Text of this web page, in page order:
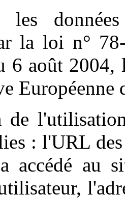
les
la loi n°
6 août
Européenne
de
: l'URL
accédé au